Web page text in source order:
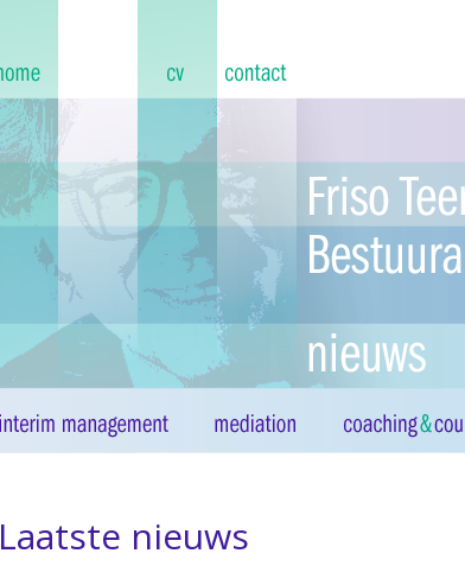
Laatste nieuws